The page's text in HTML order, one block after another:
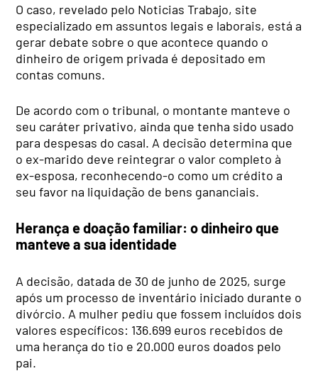
O caso, revelado pelo Noticias Trabajo, site
especializado em assuntos legais e laborais, está a
gerar debate sobre o que acontece quando o
dinheiro de origem privada é depositado em
contas comuns.
De acordo com o tribunal, o montante manteve o
seu caráter privativo, ainda que tenha sido usado
para despesas do casal. A decisão determina que
o ex-marido deve reintegrar o valor completo à
ex-esposa, reconhecendo-o como um crédito a
seu favor na liquidação de bens gananciais.
Herança e doação familiar: o dinheiro que
manteve a sua identidade
A decisão, datada de 30 de junho de 2025, surge
após um processo de inventário iniciado durante o
divórcio. A mulher pediu que fossem incluídos dois
valores específicos: 136.699 euros recebidos de
uma herança do tio e 20.000 euros doados pelo
pai.